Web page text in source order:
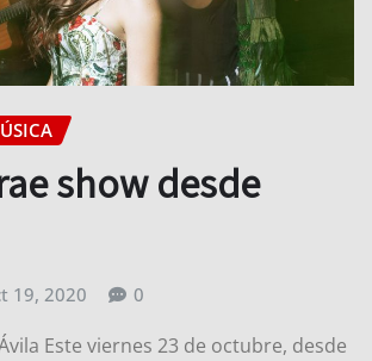
show desde
19, 2020 0
Este viernes 23 de octubre, desde